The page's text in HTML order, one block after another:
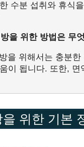
수분 섭취와 휴식
을 위한 방법은 무
을 위해서는 충분
이 됩니다. 또한,
위한 기본